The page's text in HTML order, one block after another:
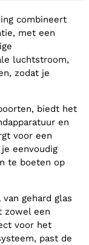
combineert
met een
luchtstroom,
zodat je
biedt het
en
voor een
eenvoudig
te boeten op
gehard glas
zowel een
voor het
past de